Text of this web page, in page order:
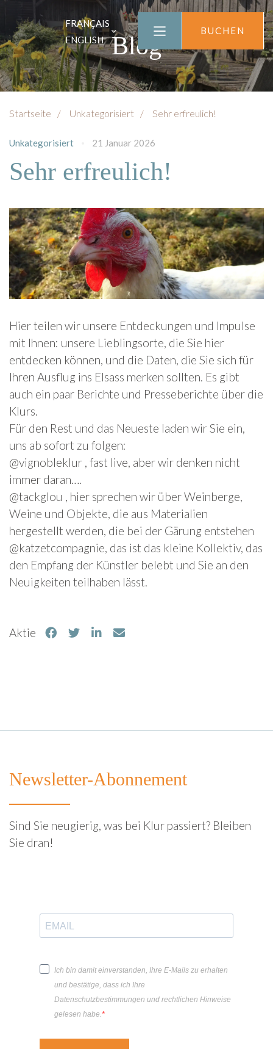
FRANÇAIS
ENGLISH
BUCHEN
Blog
Startseite Unkategorisiert Sehr erfreulich!
Unkategorisiert 21 Januar 2026
Sehr erfreulich!
Hier teilen wir unsere Entdeckungen und Impulse
mit Ihnen: unsere Lieblingsorte, die Sie hier
entdecken können, und die Daten, die Sie sich für
Ihren Ausflug ins Elsass merken sollten. Es gibt
auch ein paar Berichte und Presseberichte über die
Klurs.
Für den Rest und das Neueste laden wir Sie ein,
uns ab sofort zu folgen:
@vignobleklur , fast live, aber wir denken nicht
immer daran….
@tackglou , hier sprechen wir über Weinberge,
Weine und Objekte, die aus Materialien
hergestellt werden, die bei der Gärung entstehen
@katzetcompagnie, das ist das kleine Kollektiv, das
den Empfang der Künstler belebt und Sie an den
Neuigkeiten teilhaben lässt.
Aktie
Newsletter-Abonnement
Sind Sie neugierig, was bei Klur passiert? Bleiben
Sie dran!
Ich bin damit einverstanden, Ihre E-Mails zu erhalten
und bestätige, dass ich Ihre
Datenschutzbestimmungen und rechtlichen Hinweise
gelesen habe.